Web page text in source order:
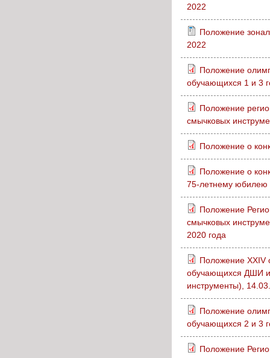
2022
Положение
2022
Положение
обучающихся 1 и 3
Положение
смычковых
Положение о
Положение о
75-летнему юбилею
Положение
смычковых
2020 года
Положение XXIV
обучающихся ДШИ
инструменты),
Положение
обучающихся 2 и 3
Положение